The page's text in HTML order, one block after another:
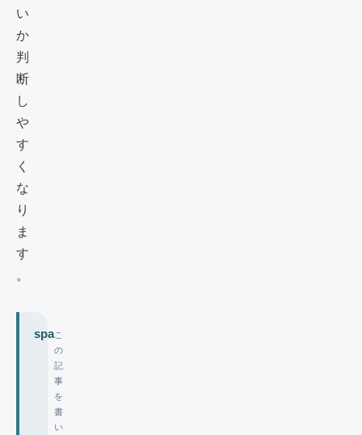
い
か
判
断
し
や
す
く
な
り
ま
す
。
spaこ
の
記
事
を
書
い